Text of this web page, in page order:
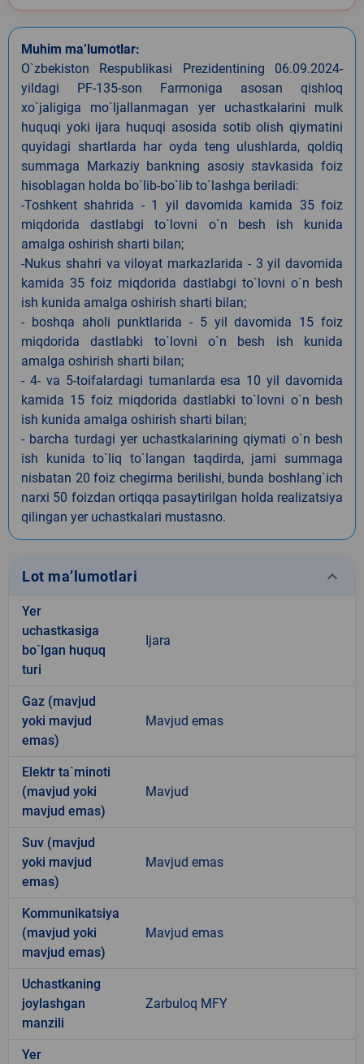
Muhim ma’lumotlar:
O`zbekiston Respublikasi Prezidentining 06.09.2024-
yildagi PF-135-son Farmoniga asosan qishloq
xo`jaligiga mo`ljallanmagan yer uchastkalarini mulk
huquqi yoki ijara huquqi asosida sotib olish qiymatini
quyidagi shartlarda har oyda teng ulushlarda, qoldiq
summaga Markaziy bankning asosiy stavkasida foiz
hisoblagan holda bo`lib-bo`lib to`lashga beriladi:
-Toshkent shahrida - 1 yil davomida kamida 35 foiz
miqdorida dastlabgi to`lovni o`n besh ish kunida
amalga oshirish sharti bilan;
-Nukus shahri va viloyat markazlarida - 3 yil davomida
kamida 35 foiz miqdorida dastlabgi to`lovni o`n besh
ish kunida amalga oshirish sharti bilan;
- boshqa aholi punktlarida - 5 yil davomida 15 foiz
miqdorida dastlabki to`lovni o`n besh ish kunida
amalga oshirish sharti bilan;
- 4- va 5-toifalardagi tumanlarda esa 10 yil davomida
kamida 15 foiz miqdorida dastlabki to`lovni o`n besh
ish kunida amalga oshirish sharti bilan;
- barcha turdagi yer uchastkalarining qiymati o`n besh
ish kunida to`liq to`langan taqdirda, jami summaga
nisbatan 20 foiz chegirma berilishi, bunda boshlang`ich
narxi 50 foizdan ortiqqa pasaytirilgan holda realizatsiya
qilingan yer uchastkalari mustasno.
Lot ma’lumotlari keyboard_arrow_down
Yer
uchastkasiga
bo`lgan huquq
turi
Ijara
Gaz (mavjud
yoki mavjud
emas)
Mavjud emas
Elektr ta`minoti
(mavjud yoki
mavjud emas)
Mavjud
Suv (mavjud
yoki mavjud
emas)
Mavjud emas
Kommunikatsiya
(mavjud yoki
mavjud emas)
Mavjud emas
Uchastkaning
joylashgan
manzili
Zarbuloq MFY
Yer